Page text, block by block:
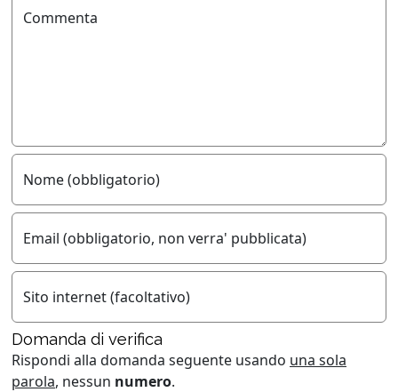
Commenta
Nome (obbligatorio)
Email (obbligatorio, non verra' pubblicata)
Sito internet (facoltativo)
Domanda di verifica
Rispondi alla domanda seguente usando una sola
parola, nessun numero.